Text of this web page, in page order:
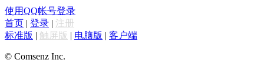
使用QQ帐号登录
首页 | 登录 | 注册
标准版 | 触屏版 | 电脑版 | 客户端
© Comsenz Inc.